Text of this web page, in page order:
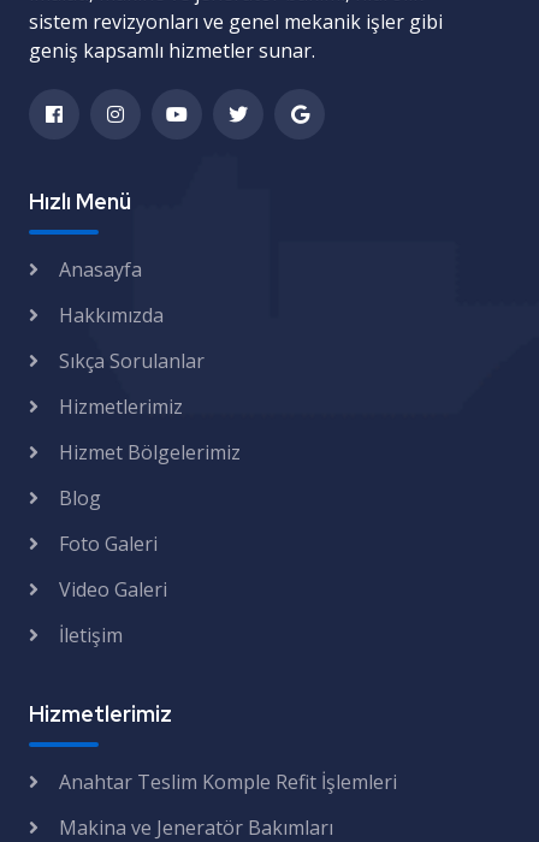
sistem revizyonları ve genel mekanik işler gibi
geniş kapsamlı hizmetler sunar.
Hızlı Menü
Anasayfa
Hakkımızda
Sıkça Sorulanlar
Hizmetlerimiz
Hizmet Bölgelerimiz
Blog
Foto Galeri
Video Galeri
İletişim
Hizmetlerimiz
Anahtar Teslim Komple Refit İşlemleri
Makina ve Jeneratör Bakımları